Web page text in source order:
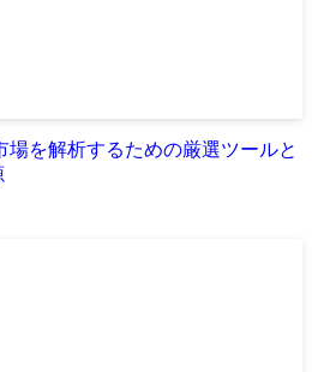
場を解析するための厳選ツールと